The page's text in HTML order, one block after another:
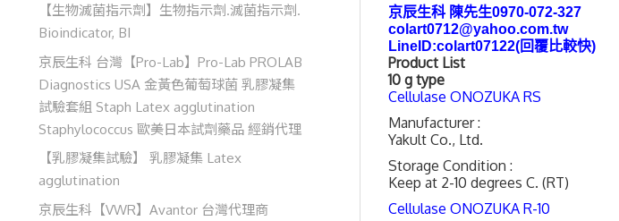
【生物滅菌指示劑】生物指示劑.滅菌指示劑.
Bioindicator, BI
京辰生科 台灣【Pro-Lab】Pro-Lab PROLAB
Diagnostics USA 金黃色葡萄球菌 乳膠凝集
試驗套組 Staph Latex agglutination
Staphylococcus 歐美日本試劑藥品 經銷代理
【乳膠凝集試驗】 乳膠凝集 Latex
agglutination
京辰生科【VWR】Avantor 台灣代理商
京辰生科 陳先生0970-072-327
colart0712@yahoo.com.tw
LineID:colart07122(回覆比較快)
Product List
10 g type
Cellulase ONOZUKA RS
Manufacturer :
Yakult Co., Ltd.
Storage Condition :
Keep at 2-10 degrees C. (RT)
Cellulase ONOZUKA R-10